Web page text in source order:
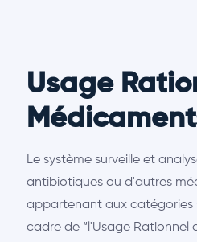
Usage
Le système surveille et
antibiotiques ou d'autres
appartenant aux catégories
cadre de “l'Usage Rationnel